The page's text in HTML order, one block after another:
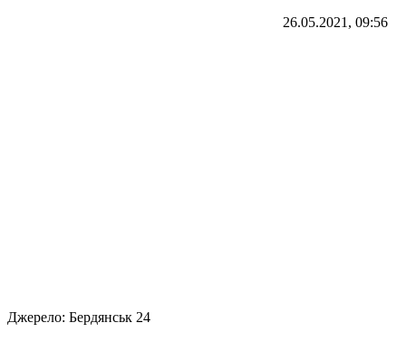
26.05.2021, 09:56
Джерело: Бердянськ 24